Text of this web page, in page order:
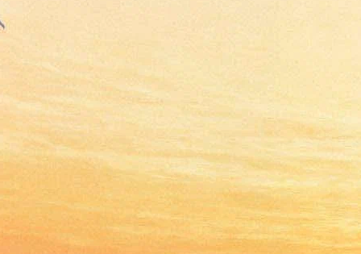
На "Ленфильме" создадут
оркестр
22 июля 2016,12:22 Версия для печати